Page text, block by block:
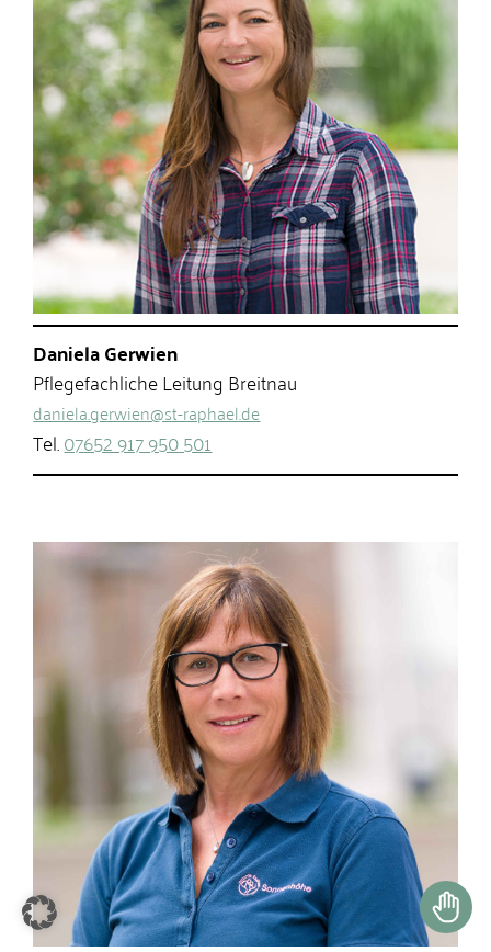
Daniela Gerwien
Pflegefachliche Leitung Breitnau
daniela.gerwien@st-raphael.de
Tel.07652 917 950 501